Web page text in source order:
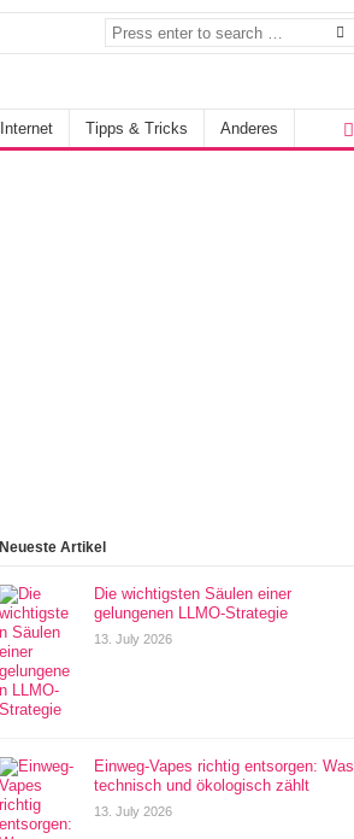
Internet Tipps & Tricks Anderes
Neueste Artikel
Die wichtigsten Säulen einer
gelungenen LLMO-Strategie
13. July 2026
Einweg-Vapes richtig entsorgen: Was
technisch und ökologisch zählt
13. July 2026